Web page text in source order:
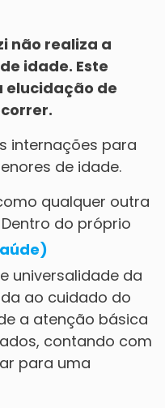
não realiza a
idade. Este
elucidação de
internações para
de idade.
qualquer outra
do próprio
universalidade da
ao cuidado do
a atenção básica
contando com
para uma